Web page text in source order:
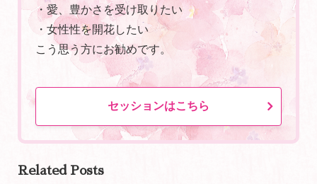
・愛、豊かさを受け取りたい
・女性性を開花したい
こう思う方にお勧めです。
セッションはこちら
Related Posts